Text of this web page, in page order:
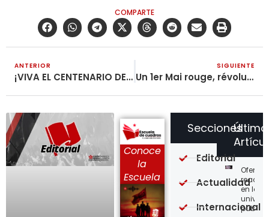
COMPARTE
ANTERIOR
¡VIVA EL CENTENARIO DE LA GRAN REVOLUCIÓN DE OCTUBRE,
SIGUIENTE
Un 1er Mai rouge, révolutionnaire et internationaliste !
Conoce
la
Escuela
en las
Secciones
Editorial
Actualidad
Internacional